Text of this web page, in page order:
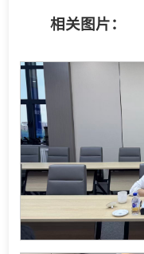
相关图片：